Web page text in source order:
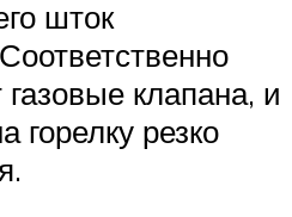
шток
клапана, и
горелку резко